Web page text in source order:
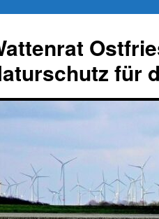
für